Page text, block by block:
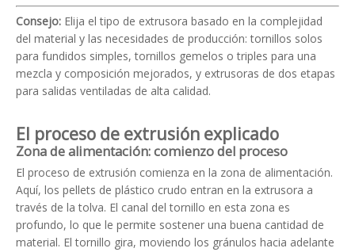
Consejo: Elija el tipo de extrusora basado en la complejidad
del material y las necesidades de producción: tornillos solos
para fundidos simples, tornillos gemelos o triples para una
mezcla y composición mejorados, y extrusoras de dos etapas
para salidas ventiladas de alta calidad.
El proceso de extrusión explicado
Zona de alimentación: comienzo del proceso
El proceso de extrusión comienza en la zona de alimentación.
Aquí, los pellets de plástico crudo entran en la extrusora a
través de la tolva. El canal del tornillo en esta zona es
profundo, lo que le permite sostener una buena cantidad de
material. El tornillo gira, moviendo los gránulos hacia adelante